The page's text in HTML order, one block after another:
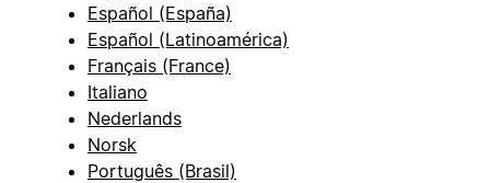
Español (España)
Español (Latinoamérica)
Français (France)
Italiano
Nederlands
Norsk
Português (Brasil)